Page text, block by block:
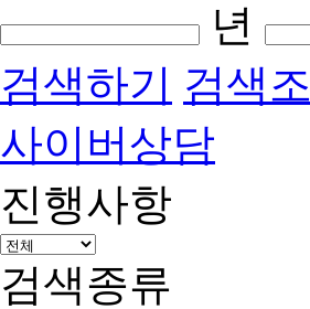
년
검색하기 검색
사이버상담
진행사항
검색종류